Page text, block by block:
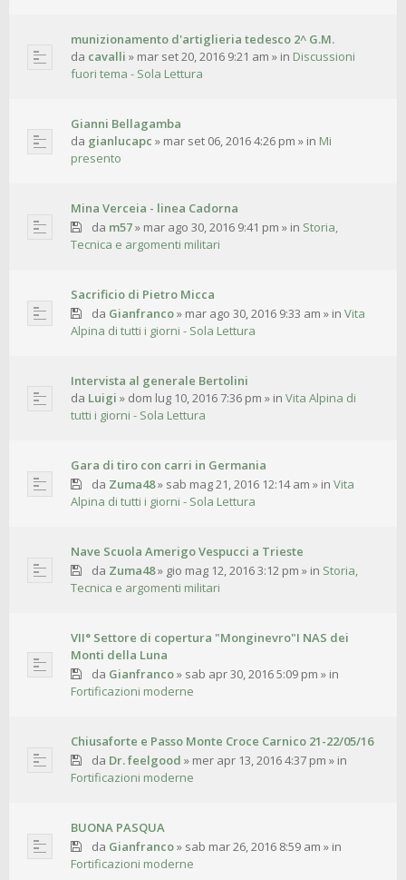
munizionamento d'artiglieria tedesco 2^ G.M.
da cavalli » mar set 20, 2016 9:21 am » in Discussioni
fuori tema - Sola Lettura
Gianni Bellagamba
da gianlucapc » mar set 06, 2016 4:26 pm » in Mi
presento
Mina Verceia - linea Cadorna
da m57» mar ago 30, 2016 9:41 pm » in Storia,
Tecnica e argomenti militari
Sacrificio di Pietro Micca
da Gianfranco» mar ago 30, 2016 9:33 am » in Vita
Alpina di tutti i giorni - Sola Lettura
Intervista al generale Bertolini
da Luigi » dom lug 10, 2016 7:36 pm » in Vita Alpina di
tutti i giorni - Sola Lettura
Gara di tiro con carri in Germania
da Zuma48» sab mag 21, 2016 12:14 am » in Vita
Alpina di tutti i giorni - Sola Lettura
Nave Scuola Amerigo Vespucci a Trieste
da Zuma48» gio mag 12, 2016 3:12 pm » in Storia,
Tecnica e argomenti militari
VII° Settore di copertura "Monginevro"I NAS dei
Monti della Luna
da Gianfranco» sab apr 30, 2016 5:09 pm » in
Fortificazioni moderne
Chiusaforte e Passo Monte Croce Carnico 21-22/05/16
da Dr. feelgood » mer apr 13, 2016 4:37 pm » in
Fortificazioni moderne
BUONA PASQUA
da Gianfranco» sab mar 26, 2016 8:59 am » in
Fortificazioni moderne